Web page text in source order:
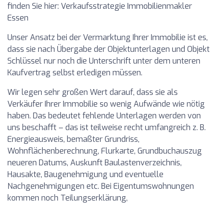
finden Sie hier: Verkaufsstrategie Immobilienmakler
Essen
Unser Ansatz bei der Vermarktung Ihrer Immobilie ist es,
dass sie nach Übergabe der Objektunterlagen und Objekt
Schlüssel nur noch die Unterschrift unter dem unteren
Kaufvertrag selbst erledigen müssen.
Wir legen sehr großen Wert darauf, dass sie als
Verkäufer Ihrer Immobilie so wenig Aufwände wie nötig
haben. Das bedeutet fehlende Unterlagen werden von
uns beschafft – das ist teilweise recht umfangreich z. B.
Energieausweis, bemaßter Grundriss,
Wohnflächenberechnung, Flurkarte, Grundbuchauszug
neueren Datums, Auskunft Baulastenverzeichnis,
Hausakte, Baugenehmigung und eventuelle
Nachgenehmigungen etc. Bei Eigentumswohnungen
kommen noch Teilungserklärung,